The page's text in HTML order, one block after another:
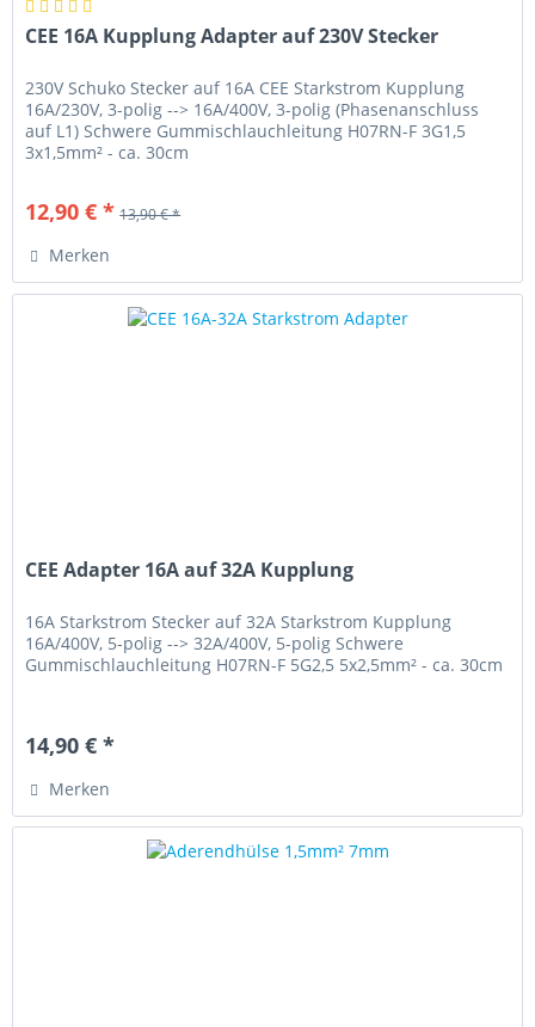
CEE 16A Kupplung Adapter auf 230V Stecker
230V Schuko Stecker auf 16A CEE Starkstrom Kupplung
16A/230V, 3-polig --> 16A/400V, 3-polig (Phasenanschluss
auf L1) Schwere Gummischlauchleitung H07RN-F 3G1,5
3x1,5mm² - ca. 30cm
12,90 € * 13,90 € *
Merken
CEE Adapter 16A auf 32A Kupplung
16A Starkstrom Stecker auf 32A Starkstrom Kupplung
16A/400V, 5-polig --> 32A/400V, 5-polig Schwere
Gummischlauchleitung H07RN-F 5G2,5 5x2,5mm² - ca. 30cm
14,90 € *
Merken